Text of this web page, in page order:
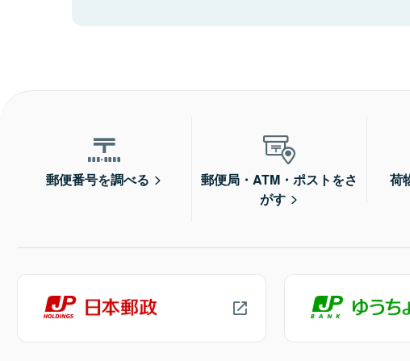
郵便番号を調べる
郵便局・ATM・ポストをさ
がす
荷